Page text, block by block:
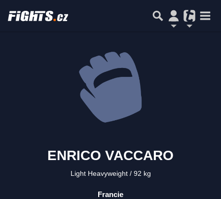
ENRICO VACCARO
Light Heavyweight 92 kg
Francie